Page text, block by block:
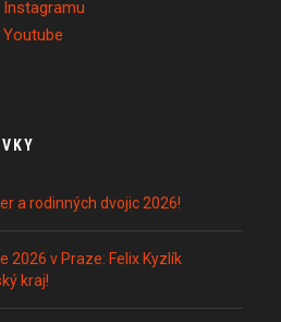
Instagramu
a rodinných dvojic 2026!
2026 v Praze: Felix Kyzlík
kraj!